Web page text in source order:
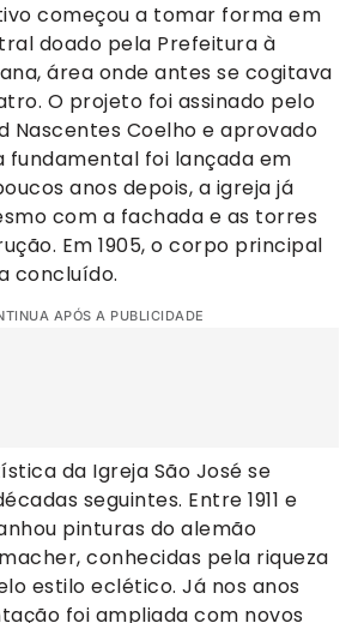
começou a tomar forma em
doado pela Prefeitura à
área onde antes se cogitava
O projeto foi assinado pelo
Nascentes Coelho e aprovado
fundamental foi lançada em
anos depois, a igreja já
com a fachada e as torres
Em 1905, o corpo principal
concluído.
APÓS A PUBLICIDADE
da Igreja São José se
seguintes. Entre 1911 e
pinturas do alemão
conhecidas pela riqueza
estilo eclético. Já nos anos
foi ampliada com novos